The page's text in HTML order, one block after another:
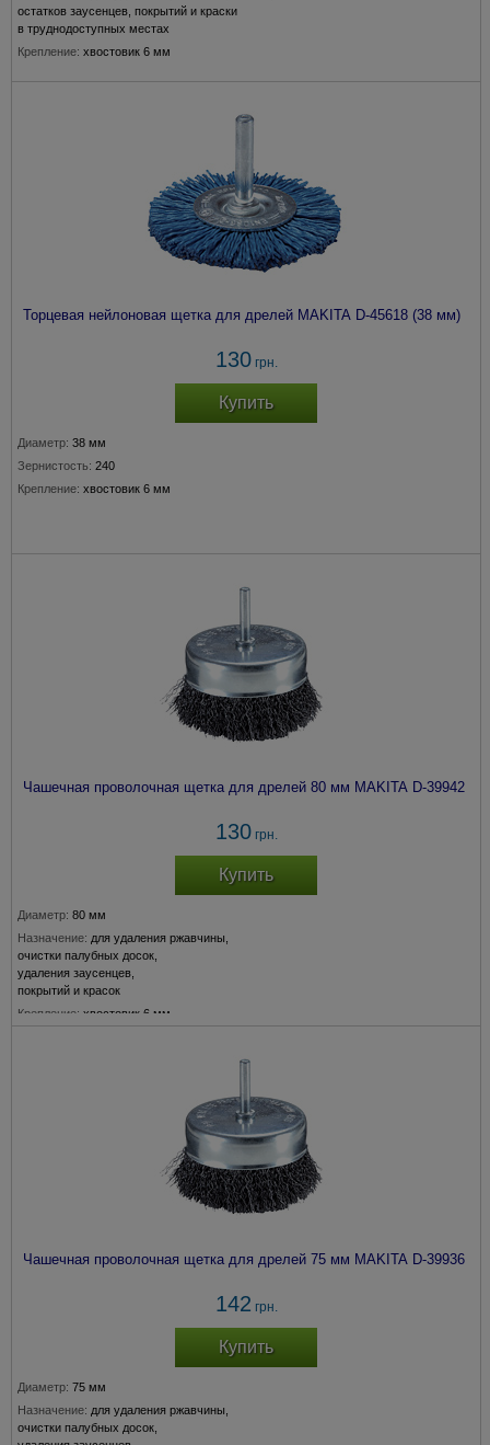
остатков заусенцев, покрытий и краски
в труднодоступных местах
Крепление: хвостовик 6 мм
Торцевая нейлоновая щетка для дрелей MAKITA D-45618 (38 мм)
130грн.
Купить
Диаметр: 38 мм
Зернистость: 240
Крепление: хвостовик 6 мм
Чашечная проволочная щетка для дрелей 80 мм MAKITA D-39942
130грн.
Купить
Диаметр: 80 мм
Назначение: для удаления ржавчины,
очистки палубных досок,
удаления заусенцев,
покрытий и красок
Крепление: хвостовик 6 мм
Чашечная проволочная щетка для дрелей 75 мм MAKITA D-39936
142 грн.
Купить
Диаметр: 75 мм
Назначение: для удаления ржавчины,
очистки палубных досок,